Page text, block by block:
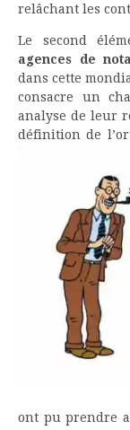
relâchant les
Le second
agences de
dans cette
consacre un
analyse de leur
définition de
ont pu prendre